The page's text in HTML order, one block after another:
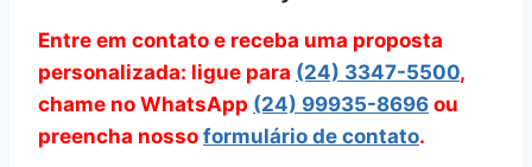
Entre em contato e receba uma proposta
personalizada: ligue para (24) 3347-5500,
chame no WhatsApp (24) 99935-8696 ou
preencha nosso formulário de contato.